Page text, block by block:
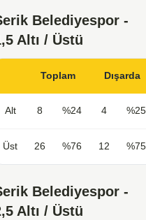
Belediyespor -
Altı / Üstü
Toplam Dışarda
Alt 8 %24 4 %25
Üst 26 %76 12 %75
Belediyespor -
Altı / Üstü